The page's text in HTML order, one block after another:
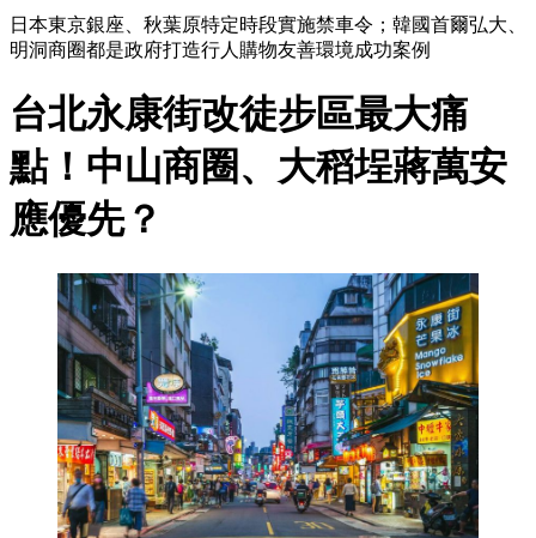
日本東京銀座、秋葉原特定時段實施禁車令；韓國首爾弘大、
明洞商圈都是政府打造行人購物友善環境成功案例
台北永康街改徒步區最大痛
點！中山商圈、大稻埕蔣萬安
應優先？